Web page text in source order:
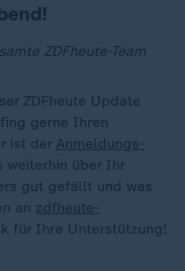
ZDFheute-Team
ZDFheute Update
gerne Ihren
ist der Anmeldungs-
weiterhin über Ihr
gut gefällt und was
an zdfheute-
für Ihre Unterstützung!